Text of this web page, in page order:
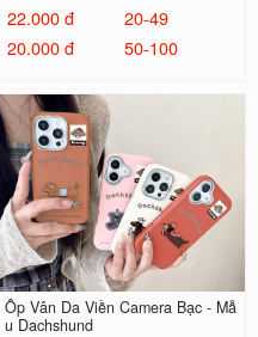
22.000 đ
20-49
20.000 đ
50-100
Ốp Vân Da Viền Camera Bạc - Mẫ
u Dachshund